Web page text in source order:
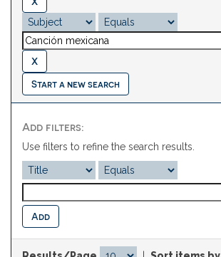
Start a new search
Add filters:
Use filters to refine the search results.